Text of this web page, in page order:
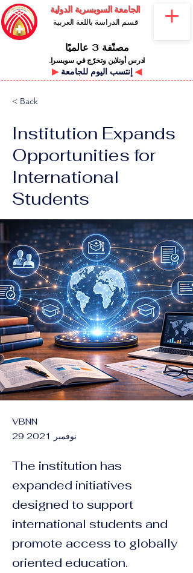
الجامعة السويسرية الدولية
قسم الدراسة باللغة العربية
مصنّفة 3 عالميًا
ادرس أونلاين وتخرّج في سويسرا.
▶ ◀
< Back
Institution Expands
Opportunities for
International
Students
VBNN
29 نوفمبر 2021
The institution has
expanded initiatives
designed to support
international students and
promote access to globally
oriented education.